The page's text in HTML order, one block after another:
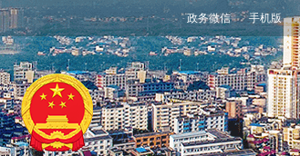
政务微信 手机版